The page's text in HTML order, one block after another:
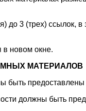
ссылок, в
новом окне.
МАТЕРИАЛОВ
должны быть